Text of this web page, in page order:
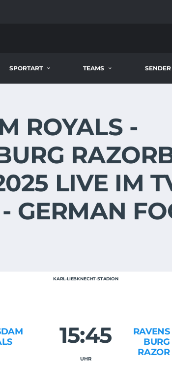
SPORTART TEAMS SENDER
ROYALS -
LIVE IM
GERMAN
KARL-LIEBKNECHT-STADION
15:45
UHR
RAVENS
BURG
RAZOR